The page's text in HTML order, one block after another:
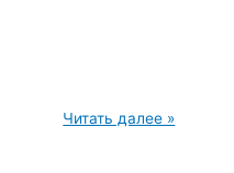
Ныряльщик
Читать далее »